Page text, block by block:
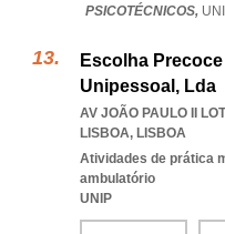
PSICOTÉCNICOS,
Escolha
Unipessoal, Lda
AV JOÃO PAULO II
LISBOA, LISBOA
Atividades de prática
ambulatório
UNIP